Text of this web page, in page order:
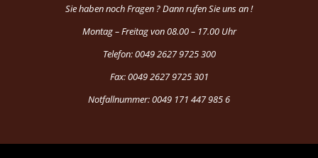
Sie haben noch Fragen ? Dann rufen Sie uns an !
Montag – Freitag von 08.00 – 17.00 Uhr
Telefon: 0049 2627 9725 300
Fax: 0049 2627 9725 301
Notfallnummer: 0049 171 447 985 6